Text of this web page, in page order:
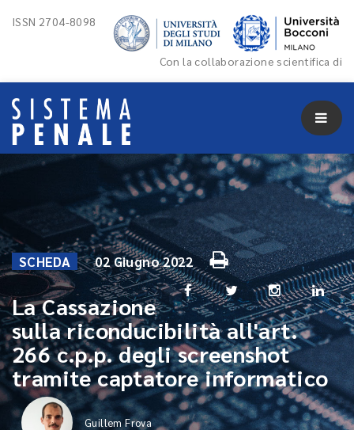
ISSN 2704-8098
Con la collaborazione scientifica di
SCHEDA 02 Giugno 2022
La Cassazione
sulla riconducibilità all'art.
266 c.p.p. degli screenshot
tramite captatore informatico
Guillem Frova